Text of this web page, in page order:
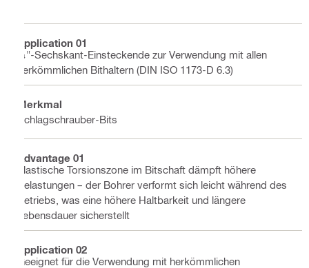
Application 01
¼"-Sechskant-Einsteckende zur Verwendung mit allen
herkömmlichen Bithaltern (DIN ISO 1173-D 6.3)
Merkmal
Schlagschrauber-Bits
Advantage 01
Elastische Torsionszone im Bitschaft dämpft höhere
Belastungen – der Bohrer verformt sich leicht während des
Betriebs, was eine höhere Haltbarkeit und längere
Lebensdauer sicherstellt
Application 02
Geeignet für die Verwendung mit herkömmlichen